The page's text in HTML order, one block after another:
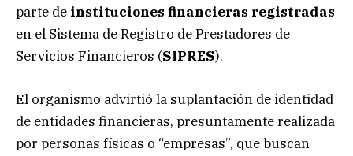
parte de instituciones financieras registradas
en el Sistema de Registro de Prestadores de
Servicios Financieros (SIPRES).
El organismo advirtió la suplantación de identidad
de entidades financieras, presuntamente realizada
por personas físicas o “empresas”, que buscan